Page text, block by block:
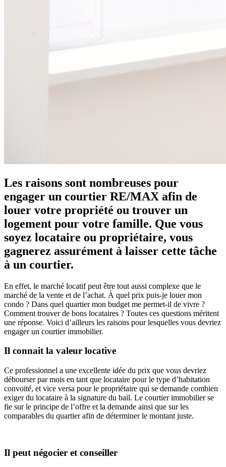
Les raisons sont nombreuses pour
engager un courtier RE/MAX afin de
louer votre propriété ou trouver un
logement pour votre famille. Que vous
soyez locataire ou propriétaire, vous
gagnerez assurément à laisser cette tâche
à un courtier.
En effet, le marché locatif peut être tout aussi complexe que le
marché de la vente et de l’achat. À quel prix puis-je louer mon
condo ? Dans quel quartier mon budget me permet-il de vivre ?
Comment trouver de bons locataires ? Toutes ces questions méritent
une réponse. Voici d’ailleurs les raisons pour lesquelles vous devriez
engager un courtier immobilier.
Il connait la valeur locative
Ce professionnel a une excellente idée du prix que vous devriez
débourser par mois en tant que locataire pour le type d’habitation
convoité, et vice versa pour le propriétaire qui se demande combien
exiger du locataire à la signature du bail. Le courtier immobilier se
fie sur le principe de l’offre et la demande ainsi que sur les
comparables du quartier afin de déterminer le montant juste.
Il peut négocier et conseiller